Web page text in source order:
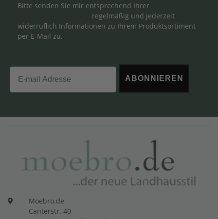
Bitte senden Sie mir entsprechend Ihrer
regelmäßig und jederzeit
widerruflich Informationen zu Ihrem Produktsortiment
per E-Mail zu.
Email
ABONNIEREN
Moebro.de
Canterstr. 40